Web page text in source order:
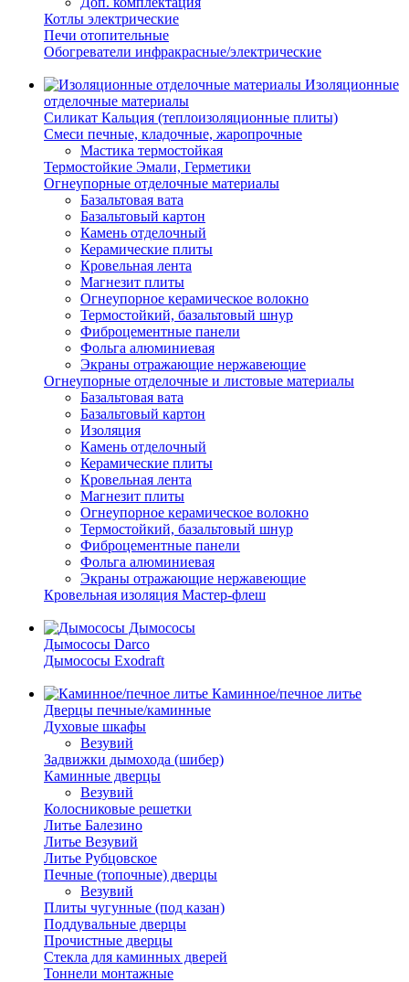
Котлы электрические
Печи отопительные
Обогреватели инфракрасные/электрические
Изоляционные
отделочные материалы
Силикат Кальция (теплоизоляционные плиты)
Смеси печные, кладочные, жаропрочные
Мастика термостойкая
Термостойкие Эмали, Герметики
Огнеупорные отделочные материалы
Базальтовая вата
Базальтовый картон
Камень отделочный
Керамические плиты
Кровельная лента
Магнезит плиты
Огнеупорное керамическое волокно
Термостойкий, базальтовый шнур
Фиброцементные панели
Фольга алюминиевая
Экраны отражающие нержавеющие
Огнеупорные отделочные и листовые материалы
Базальтовая вата
Базальтовый картон
Изоляция
Камень отделочный
Керамические плиты
Кровельная лента
Магнезит плиты
Огнеупорное керамическое волокно
Термостойкий, базальтовый шнур
Фиброцементные панели
Фольга алюминиевая
Экраны отражающие нержавеющие
Кровельная изоляция Мастер-флеш
Дымососы
Дымососы Darco
Дымососы Exodraft
Каминное/печное литье
Дверцы печные/каминные
Духовые шкафы
Везувий
Задвижки дымохода (шибер)
Каминные дверцы
Везувий
Колосниковые решетки
Литье Балезино
Литье Везувий
Литье Рубцовское
Печные (топочные) дверцы
Везувий
Плиты чугунные (под казан)
Поддувальные дверцы
Прочистные дверцы
Стекла для каминных дверей
Тоннели монтажные